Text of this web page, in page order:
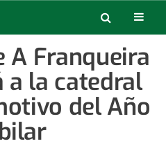
A Franqueira
a la catedral
del Año